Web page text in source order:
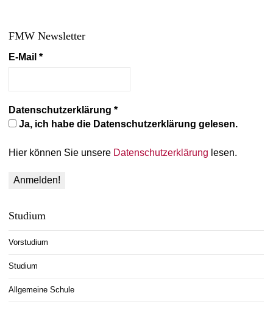
FMW Newsletter
E-Mail *
Datenschutzerklärung *
Ja, ich habe die Datenschutzerklärung gelesen.
Hier können Sie unsere Datenschutzerklärung lesen.
Studium
Vorstudium
Studium
Allgemeine Schule